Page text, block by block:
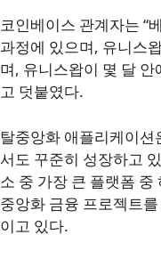
코인베이스 관계자는 “
과정에 있으며, 유니스
며, 유니스왑이 몇 달
고 덧붙였다.
탈중앙화 애플리케이
서도 꾸준히 성장하고
소 중 가장 큰 플랫폼
중앙화 금융 프로젝트
이고 있다.